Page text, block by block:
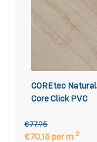
COREtec
Core Click PVC
€77,95
€70,15 per m 2